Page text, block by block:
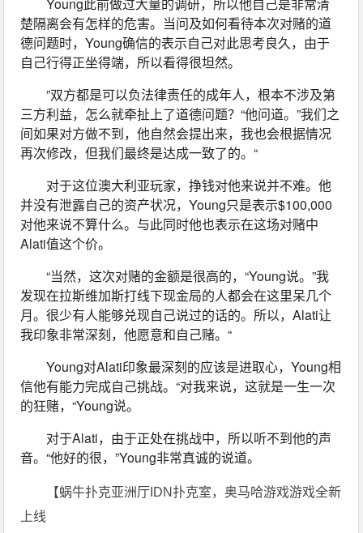
Young此前做过大量的调研，所以他自己是非常清
楚隔离会有怎样的危害。当问及如何看待本次对赌的道
德问题时，Young确信的表示自己对此思考良久，由于
自己行得正坐得端，所以看得很坦然。
”双方都是可以负法律责任的成年人，根本不涉及第
三方利益，怎么就牵扯上了道德问题？“他问道。”我们之
间如果对方做不到，他自然会提出来，我也会根据情况
再次修改，但我们最终是达成一致了的。“
对于这位澳大利亚玩家，挣钱对他来说并不难。他
并没有泄露自己的资产状况，Young只是表示$100,000
对他来说不算什么。与此同时他也表示在这场对赌中
Alati值这个价。
“当然，这次对赌的金额是很高的，“Young说。”我
发现在拉斯维加斯打线下现金局的人都会在这里呆几个
月。很少有人能够兑现自己说过的话的。所以，Alati让
我印象非常深刻，他愿意和自己赌。“
Young对Alati印象最深刻的应该是进取心，Young相
信他有能力完成自己挑战。“对我来说，这就是一生一次
的狂赌，“Young说。
对于Alati，由于正处在挑战中，所以听不到他的声
音。“他好的很，”Young非常真诚的说道。
【蜗牛扑克亚洲厅IDN扑克室，奥马哈游戏游戏全新
上线